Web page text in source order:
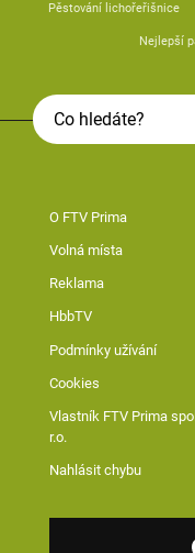
Pěstování lichořeřišnice
Nejlepší
O FTV Prima
Volná místa
Reklama
HbbTV
Podmínky užívání
Cookies
Vlastník FTV Prima
r.o.
Nahlásit chybu